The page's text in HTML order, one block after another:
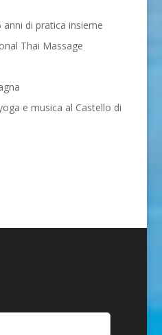
anni di pratica insieme
Thai Massage
e musica al Castello di